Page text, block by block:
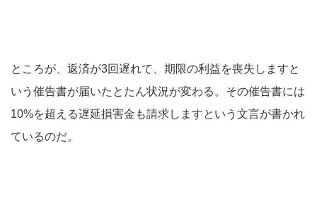
ところが、返済が3回遅れて、期限の利益を喪失しますと
いう催告書が届いたとたん状況が変わる。その催告書には
10%を超える遅延損害金も請求しますという文言が書かれ
ているのだ。